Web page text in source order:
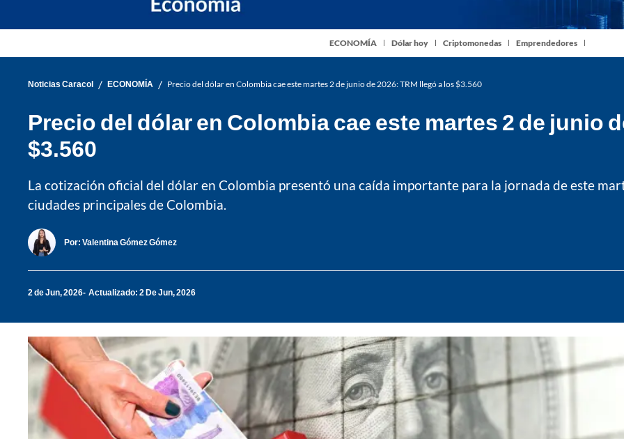
ECONOMÍA Dólar hoy Criptomonedas Emprendedores
Noticias Caracol / ECONOMÍA / Precio del dólar en Colombia cae este martes 2 de junio de 2026: TRM llegó a los $3.560
Precio del dólar en Colombia cae este martes 2 de junio
$3.560
La cotización oficial del dólar en Colombia presentó una caída importante para la jornada de este
ciudades principales de Colombia.
Por: Valentina Gómez Gómez
2 de Jun, 2026 Actualizado: 2 De Jun, 2026